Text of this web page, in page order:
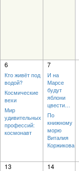
6
Кто живёт под
водой?
Космические
вехи
Мир
удивительных
профессий:
космонавт
7
И на
Марсе
будут
яблони
цвести…
По
книжному
морю
Виталия
Коржикова
13 14